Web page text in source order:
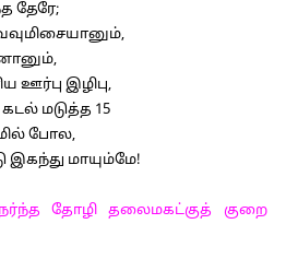
தேரே;
ஊர்பு இழிபு,
கடல் மடுத்த 15
போல,
இகந்து மாயும்மே!
தோழி தலைமகட்குத் குறை